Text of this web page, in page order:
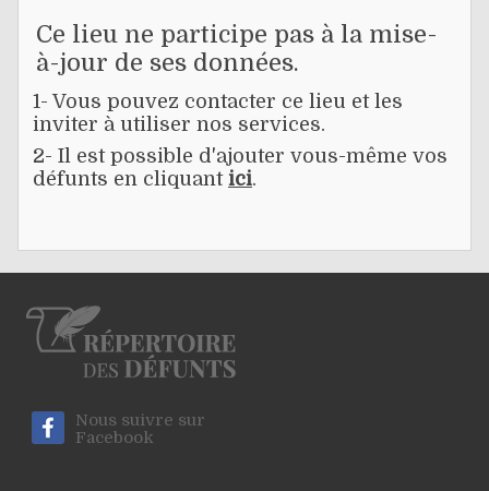
Ce lieu ne participe pas à la mise-
à-jour de ses données.
1- Vous pouvez contacter ce lieu et les
inviter à utiliser nos services.
2- Il est possible d'ajouter vous-même vos
défunts en cliquant ici.
Nous suivre sur
Facebook